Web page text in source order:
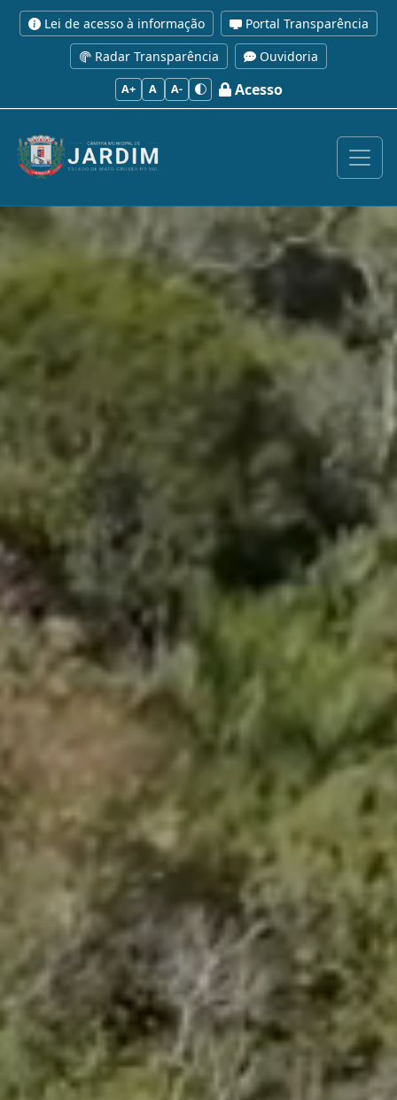
Lei de acesso à informação
Portal Transparência
Radar Transparência
Ouvidoria
A+ A A- Acesso